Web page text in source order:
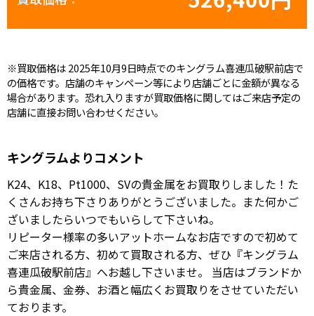
※買取価格は 2025年10月9日時点でのキングラム喜連瓜破駅前店で
の価格です。店舗のキャンペーン等により店舗ごとに金額が異なる
場合があります。恐れ入りますが買取価格に関してはご来店予定の
店舗に直接お問い合わせください。
キングラムよりコメント
K24、K18、Pt1000、SVの貴金属をお買取りしました！た
くさんお持ち下さりありがとうございました。また何かご
ざいましたらいつでもいらして下さいね。
リピーター様率の多いアットホームなお店ですので初めて
ご来店される方、初めて買取される方、ぜひ『キングラム
喜連瓜破駅前店』へお越し下さいませ。 当店はブランドか
ら貴金属、金券、お酒と幅広くお買取りをさせていただい
ております。